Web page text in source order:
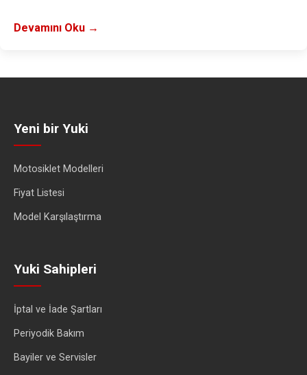
Devamını Oku →
Yeni bir Yuki
Motosiklet Modelleri
Fiyat Listesi
Model Karşılaştırma
Yuki Sahipleri
İptal ve İade Şartları
Periyodik Bakım
Bayiler ve Servisler